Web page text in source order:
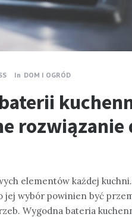
In DOM I OGRÓD
rozwiązanie
elementów każdej
jej wybór powinien być
Wygodna bateria